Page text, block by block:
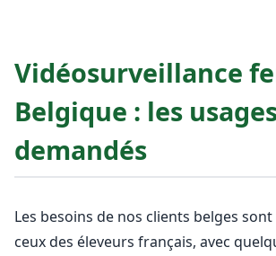
Vidéosurveillance
Belgique : les
demandés
Les besoins de nos clients belges
ceux des éleveurs français, avec